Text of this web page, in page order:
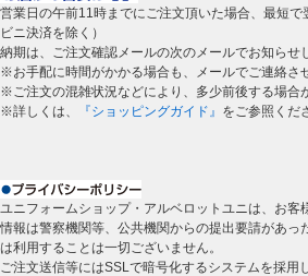
営業日の午前11時までにご注文頂いた場合、最短
ビニ決済を除く）
納期は、ご注文確認メールの次のメールでお知らせ
※お手配に時間がかかる場合も、メールでご連絡さ
※ご注文の混雑状況などにより、多少前後する場合
※詳しくは、
『ショッピングガイド』 をご参照くだ
ユニフォームショップ・アルベロットユニは、お客
情報は警察機関等、公共機関からの提出要請があっ
は利用することは一切ございません。
ご注文送信等にはSSLで暗号化するシステムを採用